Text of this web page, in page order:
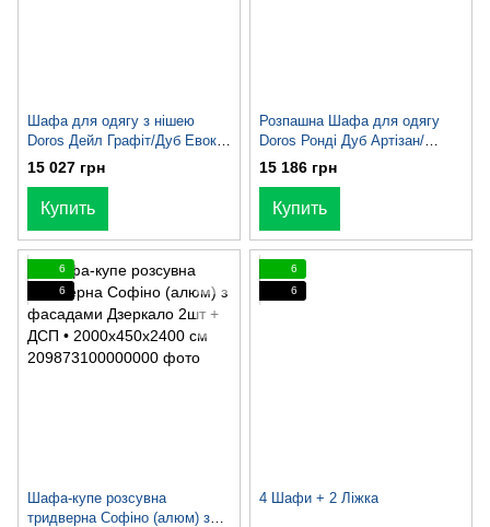
Шафа для одягу з нішею
Doros Дейл Графіт/Дуб Евок 4
ДСП 206х52х220 (80737724)
15 027 грн
Купить
Розпашна Шафа для одягу
Doros Ронді Дуб Артізан/
Графіт 4ДСП 160х52х195
(80737824)
15 186 грн
Купить
6
6
Шафа-купе розсувна
тридверна Софіно (алюм) з
6
6
4 Шафи + 2 Ліжка